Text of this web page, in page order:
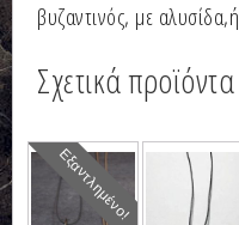
βυζαντινός, με
Σχετικά προϊόντα
Εξαντλημένο!